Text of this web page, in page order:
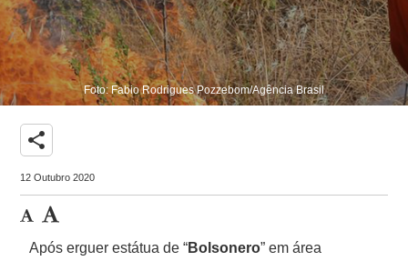
Foto: Fabio Rodrigues Pozzebom/Agência Brasil
share
12 Outubro 2020
Após erguer estátua de “Bolsonero” em área